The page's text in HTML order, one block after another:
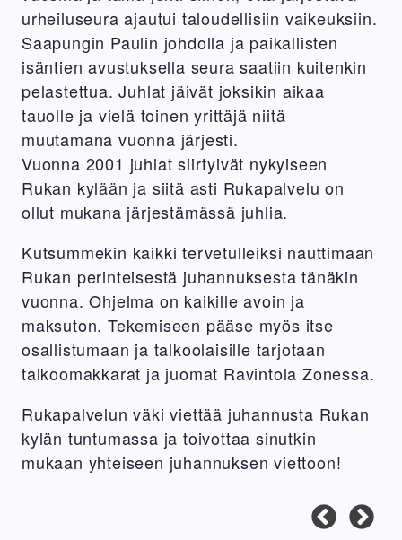
urheiluseura ajautui taloudellisiin vaikeuksiin.
Saapungin Paulin johdolla ja paikallisten
isäntien avustuksella seura saatiin kuitenkin
pelastettua. Juhlat jäivät joksikin aikaa
tauolle ja vielä toinen yrittäjä niitä
muutamana vuonna järjesti.
Vuonna 2001 juhlat siirtyivät nykyiseen
Rukan kylään ja siitä asti Rukapalvelu on
ollut mukana järjestämässä juhlia.
Kutsummekin kaikki tervetulleiksi nauttimaan
Rukan perinteisestä juhannuksesta tänäkin
vuonna. Ohjelma on kaikille avoin ja
maksuton. Tekemiseen pääse myös itse
osallistumaan ja talkoolaisille tarjotaan
talkoomakkarat ja juomat Ravintola Zonessa.
Rukapalvelun väki viettää juhannusta Rukan
kylän tuntumassa ja toivottaa sinutkin
mukaan yhteiseen juhannuksen viettoon!